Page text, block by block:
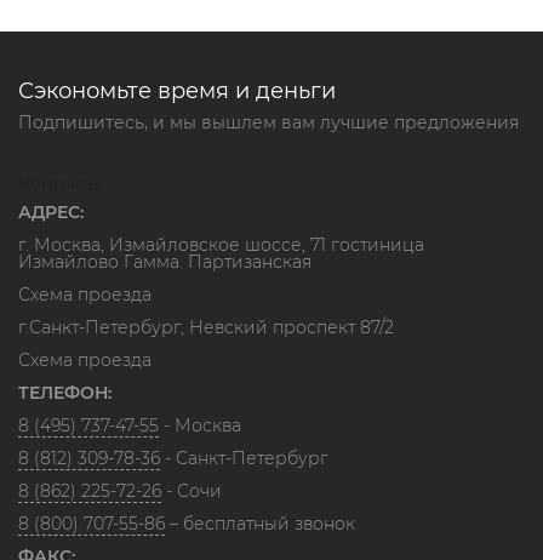
Сэкономьте время и деньги
Подпишитесь, и мы вышлем вам лучшие предложения
АДРЕС:
г. Москва, Измайловское шоссе, 71 гостиница
Измайлово Гамма. Партизанская
Схема проезда
г.Санкт-Петербург, Невский проспект 87/2
Схема проезда
ТЕЛЕФОН:
8 (495) 737-47-55 - Москва
8 (812) 309-78-36 - Санкт-Петербург
8 (862) 225-72-26 - Сочи
8 (800) 707-55-86 – бесплатный звонок